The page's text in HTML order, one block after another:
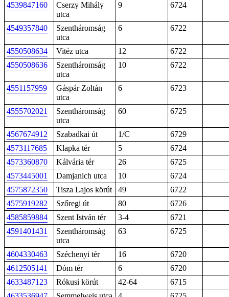
4539847160
Cserzy Mihály
utca
9 6724
4549357840
Szentháromság
utca
6 6722
4550508634 Vitéz utca 12
6722
4550508636
Szentháromság
utca
10 6722
4551157959
Gáspár Zoltán
utca
6 6723
4555702021
Szentháromság
utca
60 6725
4567674912 Szabadkai út 1/C
6729
4573117685
Klapka tér 5
6724
4573360870
Kálvária tér 26
6725
4573445001
Damjanich utca 10
6724
4575872350
Tisza Lajos körút 49
6722
4575919282
Szőregi út 80
6726
4585859884
Szent István tér 3-4
6721
4591401431
Szentháromság
utca
63 6725
4604330463 Széchenyi tér 16
6720
4612505141
Dóm tér 6
6720
4633487123
Rókusi körút 42-64
6715